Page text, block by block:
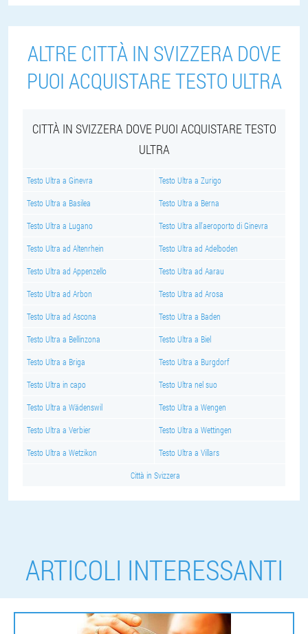
ALTRE CITTÀ IN SVIZZERA DOVE
PUOI ACQUISTARE TESTO ULTRA
CITTÀ IN SVIZZERA DOVE PUOI ACQUISTARE TESTO
ULTRA
Testo Ultra a Ginevra Testo Ultra a Zurigo
Testo Ultra a Basilea Testo Ultra a Berna
Testo Ultra a Lugano Testo Ultra all'aeroporto di Ginevra
Testo Ultra ad Altenrhein Testo Ultra ad Adelboden
Testo Ultra ad Appenzello Testo Ultra ad Aarau
Testo Ultra ad Arbon Testo Ultra ad Arosa
Testo Ultra ad Ascona Testo Ultra a Baden
Testo Ultra a Bellinzona Testo Ultra a Biel
Testo Ultra a Briga Testo Ultra a Burgdorf
Testo Ultra in capo Testo Ultra nel suo
Testo Ultra a Wädenswil Testo Ultra a Wengen
Testo Ultra a Verbier Testo Ultra a Wettingen
Testo Ultra a Wetzikon Testo Ultra a Villars
Città in Svizzera
ARTICOLI INTERESSANTI